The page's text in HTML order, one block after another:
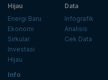
Hijau
Energi Baru
Ekonomi
Sirkular
Investasi
Hijau
Data
Infografik
Analisis
Cek Data
Info